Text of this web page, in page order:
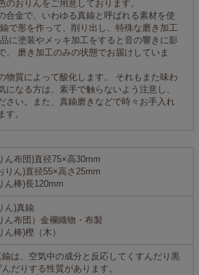
のおりんをご用意しております。
合金で、いわゆる真鍮と呼ばれる素材を使
で形を作って、削り出し、特殊な磨き加工
に塗装やメッキ加工をすると音の響きに影
、 磨き加工のみの状態でお届けしていま
物質によって酸化します。 それもまた味わ
になる方は、素手で触らないよう注意し、
さい。また、真鍮磨きなどで時々お手入れ
す。
ん布団)直径75×高30mm
りん)直径55×高さ25mm
ん棒)長120mm
ん)真鍮
ん布団）金襴織物・布製
ん棒)樫（木）
鍮は、空気中の成分と反応してくすんだり黒
んだりする性質があります。